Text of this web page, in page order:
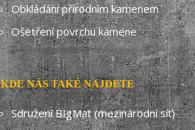
Obkládání přírodním kamenem
Ošetření povrchu kamene
KDE NÁS TAKÉ NAJDETE
Sdružení BIgMat (mezinárodní síť)